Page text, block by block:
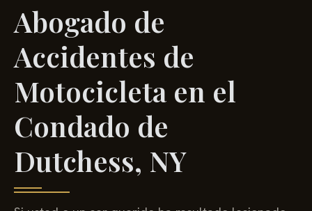
Abogado de
Accidentes de
Motocicleta en el
Condado de
Dutchess, NY